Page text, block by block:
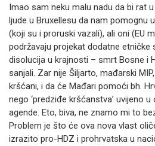
Imao sam neku malu nadu da bi rat
ljude u Bruxellesu da nam pomognu
(koji su i proruski vazali), ali oni (EU
podržavaju projekat dodatne etničke
disolucija u krajnosti – smrt Bosne i
sanjali. Zar nije Šiljarto, mađarski
kršćani, i da će Mađari pomoći bh.
nego ‘predziđe kršćanstva’ uvijeno u
agende. Eto, biva, ne znamo mi to
Problem je što će ova nova vlast
izrazito pro-HDZ i prohrvatska u